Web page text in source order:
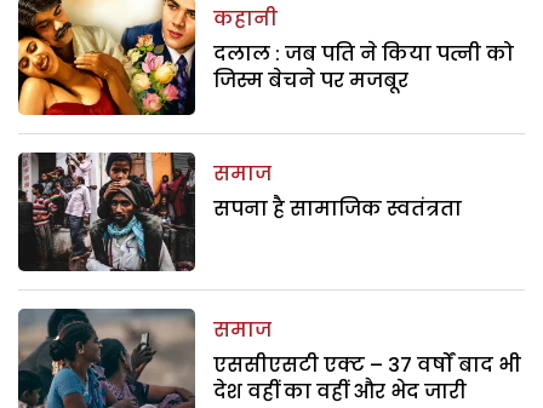
कहानी
दलाल : जब पति ने किया पत्नी को
जिस्म बेचने पर मजबूर
समाज
सपना है सामाजिक स्वतंत्रता
समाज
एससीएसटी एक्ट – 37 वर्षों बाद भी
देश वहीं का वहीं और भेद जारी